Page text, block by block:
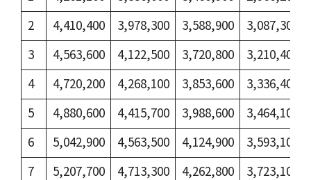
2
4,410,400 3,978,300 3,588,900 3,087,300
3
4,563,600 4,122,500 3,720,800 3,210,400
4
4,720,200 4,268,100 3,853,600 3,336,400
5
4,880,600 4,415,700 3,988,600 3,464,100
6
5,042,900 4,563,500 4,124,900 3,593,100
7
5,207,700 4,713,300 4,262,800 3,723,100